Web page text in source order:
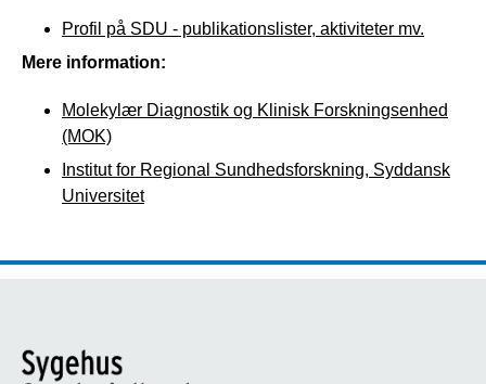
Profil på SDU - publikationslister, aktiviteter mv.
Mere information:
Molekylær Diagnostik og Klinisk Forskningsenhed
(MOK)
Institut for Regional Sundhedsforskning, Syddansk
Universitet